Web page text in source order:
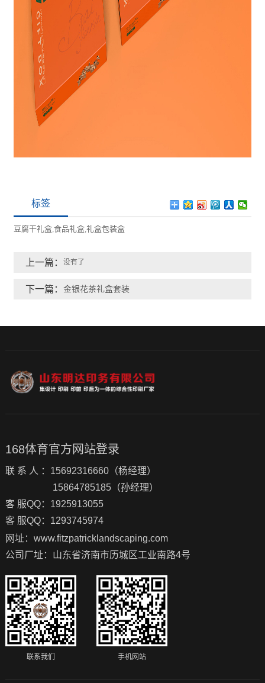
标签
豆腐干礼盒,食品礼盒,礼盒包装盒
上一篇：没有了
下一篇：金银花茶礼盒套装
168体育官方网站登录
联 系 人 ：15692316660（杨经理）
15864785185（孙经理）
客 服QQ：1925913055
客 服QQ：1293745974
网址：www.fitzpatricklandscaping.com
公司厂址：山东省济南市历城区工业南路4号
联系我们 手机网站